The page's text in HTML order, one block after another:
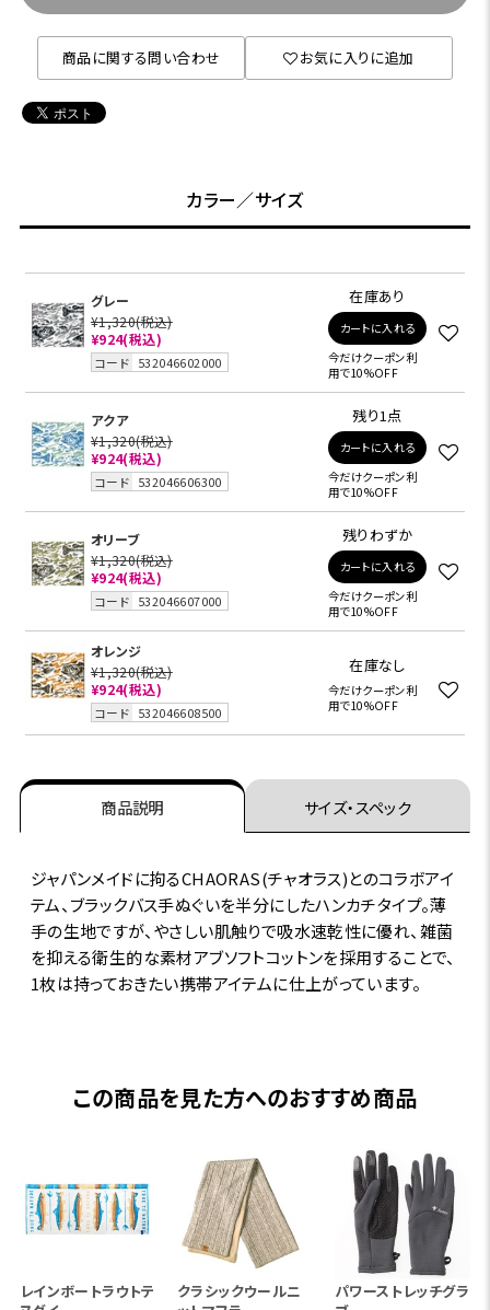
商品に関する問い合わせ お気に入りに追加
カラー／サイズ
グレー
¥1,320(税込)
¥924(税込)
コード 532046602000
在庫あり
カートに入れる
今だけクーポン利
用で10%OFF
アクア
¥1,320(税込)
¥924(税込)
コード 532046606300
残り1点
カートに入れる
今だけクーポン利
用で10%OFF
オリーブ
¥1,320(税込)
¥924(税込)
コード 532046607000
残りわずか
カートに入れる
今だけクーポン利
用で10%OFF
オレンジ
¥1,320(税込)
¥924(税込)
コード 532046608500
在庫なし
今だけクーポン利
用で10%OFF
商品説明 サイズ・スペック
ジャパンメイドに拘るCHAORAS(チャオラス)とのコラボアイ
テム、ブラックバス手ぬぐいを半分にしたハンカチタイプ。薄
手の生地ですが、やさしい肌触りで吸水速乾性に優れ、雑菌
を抑える衛生的な素材アブソフトコットンを採用することで、
1枚は持っておきたい携帯アイテムに仕上がっています。
この商品を見た方へのおすすめ商品
レインボートラウトテ
クラシックウールニ
パワーストレッチグラ